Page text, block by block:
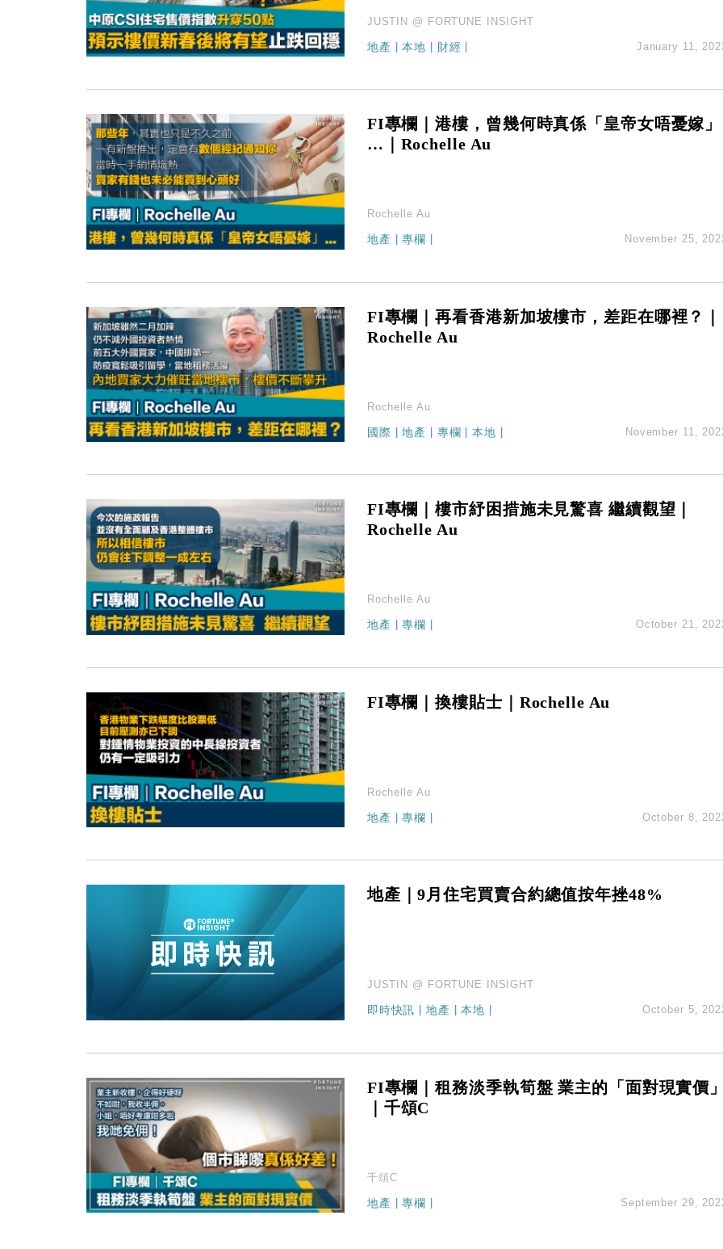
JUSTIN @ FORTUNE INSIGHT
地產 |本地 財經 January 11,
FI專欄｜港樓，曾幾何時真係「皇帝女唔憂嫁」
…｜Rochelle Au
Rochelle Au
地產 |專欄 November 25,
FI專欄｜再看香港新加坡樓市，差距在哪裡？｜
Rochelle Au
Rochelle Au
國際 |地產 專欄 |本地 November 11,
FI專欄｜樓市紓困措施未見驚喜 繼續觀望｜
Rochelle Au
Rochelle Au
地產 |專欄 October 21,
FI專欄｜換樓貼士｜Rochelle Au
Rochelle Au
地產 |專欄 October 8,
地產｜9月住宅買賣合約總值按年挫48%
JUSTIN @ FORTUNE INSIGHT
即時快訊 |地產 |本地 October 5,
FI專欄｜租務淡季執筍盤 業主的「面對現實價
｜千頌C
千頌C
地產 |專欄 | September 29,